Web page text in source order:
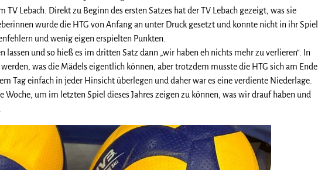
Lebach. Direkt zu Beginn des ersten Satzes hat der TV Lebach gezeigt, was sie
wurde die HTG von Anfang an unter Druck gesetzt und konnte nicht in ihr Spiel
und wenig eigen erspielten Punkten.
lassen und so hieß es im dritten Satz dann „wir haben eh nichts mehr zu verlieren“. In
was die Mädels eigentlich können, aber trotzdem musste die HTG sich am Ende
Tag einfach in jeder Hinsicht überlegen und daher war es eine verdiente Niederlage.
um im letzten Spiel dieses Jahres zeigen zu können, was wir drauf haben und